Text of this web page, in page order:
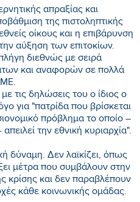
απραξίας και
της πιστοληπτικής
οίκους και η επιβάρυνση
αύξηση των επιτοκίων.
διεθνώς με σειρά
και αναφορών σε πολλά
τις δηλώσεις του ο ίδιος ο
για "πατρίδα που βρίσκεται
πρόβλημα το οποίο –
την εθνική κυριαρχία".
δύναμη. Δεν λαϊκίζει, όπως
μέτρα που συμβάλουν στην
κρίσης και δεν παραβλέπουν
κάθε κοινωνικής ομάδας.